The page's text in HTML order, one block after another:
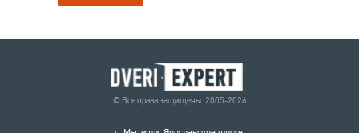
© Все права защищены. 2005-2026